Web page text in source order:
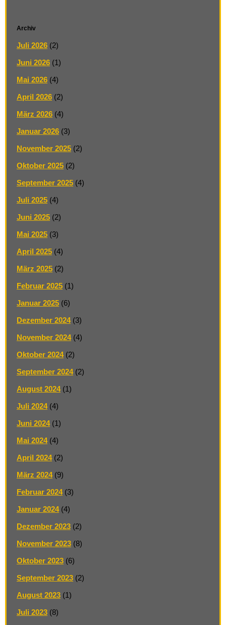
Archiv
Juli 2026 (2)
Juni 2026 (1)
Mai 2026 (4)
April 2026 (2)
März 2026 (4)
Januar 2026 (3)
November 2025 (2)
Oktober 2025 (2)
September 2025 (4)
Juli 2025 (4)
Juni 2025 (2)
Mai 2025 (3)
April 2025 (4)
März 2025 (2)
Februar 2025 (1)
Januar 2025 (6)
Dezember 2024(3)
November 2024(4)
Oktober 2024(2)
September 2024(2)
August 2024(1)
Juli 2024(4)
Juni 2024(1)
Mai 2024(4)
April 2024(2)
März 2024(9)
Februar 2024(3)
Januar 2024(4)
Dezember 2023 (2)
November 2023 (8)
Oktober 2023 (6)
September 2023 (2)
August 2023 (1)
Juli 2023 (8)